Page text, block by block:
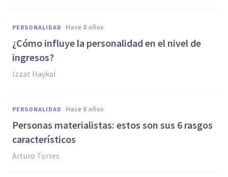
PERSONALIDAD hace 8 años
¿Cómo influye la personalidad en el nivel de
ingresos?
Izzat Haykal
PERSONALIDAD hace 8 años
Personas materialistas: estos son sus 6 rasgos
característicos
Arturo Torres